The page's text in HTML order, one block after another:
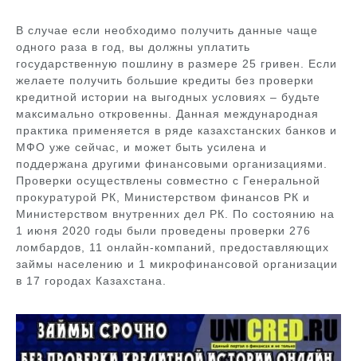
В случае если необходимо получить данные чаще
одного раза в год, вы должны уплатить
государственную пошлину в размере 25 гривен. Если
желаете получить большие кредиты без проверки
кредитной истории на выгодных условиях – будьте
максимально откровенны. Данная международная
практика применяется в ряде казахстанских банков и
МФО уже сейчас, и может быть усилена и
поддержана другими финансовыми организациями.
Проверки осуществлены совместно с Генеральной
прокуратурой РК, Министерством финансов РК и
Министерством внутренних дел РК. По состоянию на
1 июня 2020 годы были проведены проверки 276
ломбардов, 11 онлайн-компаний, предоставляющих
займы населению и 1 микрофинансовой организации
в 17 городах Казахстана.